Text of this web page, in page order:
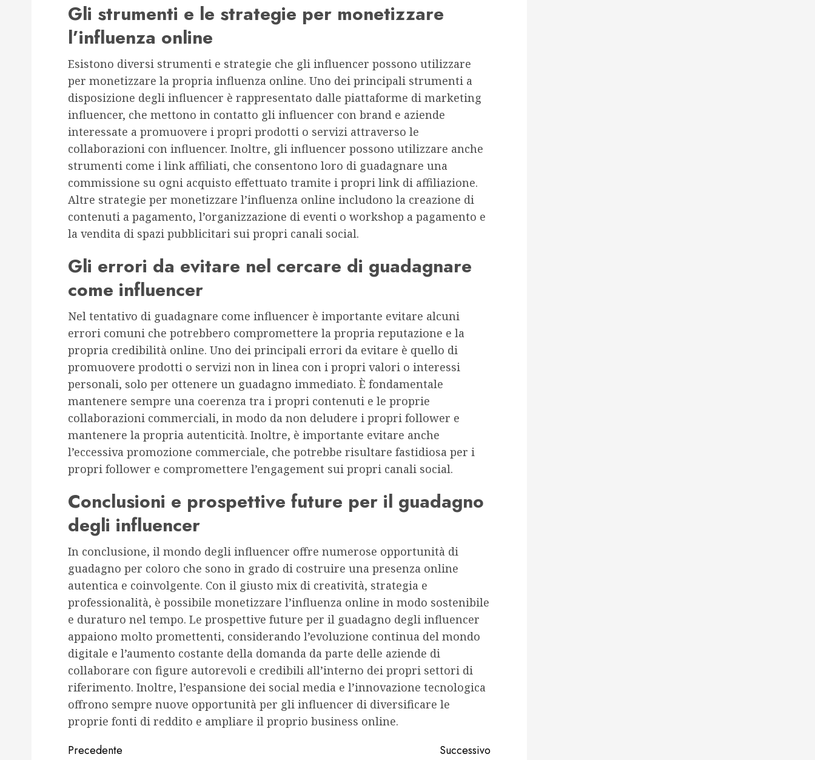
Gli strumenti e le strategie per monetizzare
l’influenza online
Esistono diversi strumenti e strategie che gli influencer possono utilizzare
per monetizzare la propria influenza online. Uno dei principali strumenti a
disposizione degli influencer è rappresentato dalle piattaforme di marketing
influencer, che mettono in contatto gli influencer con brand e aziende
interessate a promuovere i propri prodotti o servizi attraverso le
collaborazioni con influencer. Inoltre, gli influencer possono utilizzare anche
strumenti come i link affiliati, che consentono loro di guadagnare una
commissione su ogni acquisto effettuato tramite i propri link di affiliazione.
Altre strategie per monetizzare l’influenza online includono la creazione di
contenuti a pagamento, l’organizzazione di eventi o workshop a pagamento e
la vendita di spazi pubblicitari sui propri canali social.
Gli errori da evitare nel cercare di guadagnare
come influencer
Nel tentativo di guadagnare come influencer è importante evitare alcuni
errori comuni che potrebbero compromettere la propria reputazione e la
propria credibilità online. Uno dei principali errori da evitare è quello di
promuovere prodotti o servizi non in linea con i propri valori o interessi
personali, solo per ottenere un guadagno immediato. È fondamentale
mantenere sempre una coerenza tra i propri contenuti e le proprie
collaborazioni commerciali, in modo da non deludere i propri follower e
mantenere la propria autenticità. Inoltre, è importante evitare anche
l’eccessiva promozione commerciale, che potrebbe risultare fastidiosa per i
propri follower e compromettere l’engagement sui propri canali social.
Conclusioni e prospettive future per il guadagno
degli influencer
In conclusione, il mondo degli influencer offre numerose opportunità di
guadagno per coloro che sono in grado di costruire una presenza online
autentica e coinvolgente. Con il giusto mix di creatività, strategia e
professionalità, è possibile monetizzare l’influenza online in modo sostenibile
e duraturo nel tempo. Le prospettive future per il guadagno degli influencer
appaiono molto promettenti, considerando l’evoluzione continua del mondo
digitale e l’aumento costante della domanda da parte delle aziende di
collaborare con figure autorevoli e credibili all’interno dei propri settori di
riferimento. Inoltre, l’espansione dei social media e l’innovazione tecnologica
offrono sempre nuove opportunità per gli influencer di diversificare le
proprie fonti di reddito e ampliare il proprio business online.
Navigazione
Precedente Successivo